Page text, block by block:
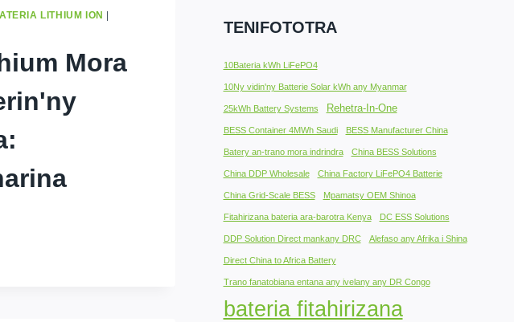
LITHIUM ION
Mora
TENIFOTOTRA
10Bateria kWh LiFePO4
10Ny vidin'ny Batterie Solar kWh any Myanmar
25kWh Battery Systems Rehetra-In-One
BESS Container 4MWh Saudi BESS Manufacturer China
Batery an-trano mora indrindra China BESS Solutions
China DDP Wholesale China Factory LiFePO4 Batterie
China Grid-Scale BESS Mpamatsy OEM Shinoa
Fitahirizana bateria ara-barotra Kenya DC ESS Solutions
DDP Solution Direct mankany DRC Alefaso any Afrika i Shina
Direct China to Africa Battery
Trano fanatobiana entana any ivelany any DR Congo
bateria fitahirizana